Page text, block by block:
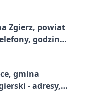
Zgierz, powiat
godziny
gmina
- adresy,